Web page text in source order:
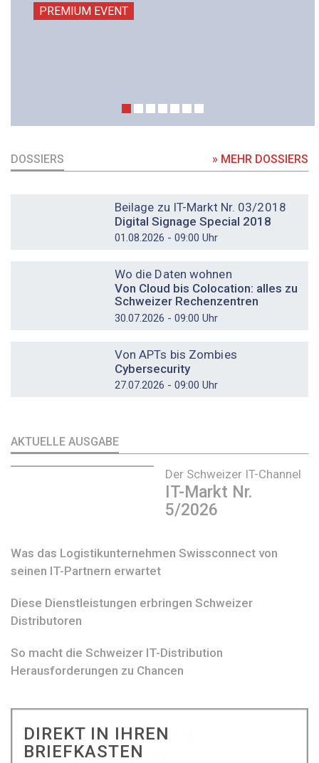
PREMIUM EVENT
DOSSIERS » MEHR DOSSIERS
Beilage zu IT-Markt Nr. 03/2018
Digital Signage Special 2018
01.08.2026 - 09:00 Uhr
Wo die Daten wohnen
Von Cloud bis Colocation: alles zu
Schweizer Rechenzentren
30.07.2026 - 09:00 Uhr
Von APTs bis Zombies
Cybersecurity
27.07.2026 - 09:00 Uhr
AKTUELLE AUSGABE
Der Schweizer IT-Channel
IT-Markt Nr.
5/2026
Was das Logistikunternehmen Swissconnect von
seinen IT-Partnern erwartet
Diese Dienstleistungen erbringen Schweizer
Distributoren
So macht die Schweizer IT-Distribution
Herausforderungen zu Chancen
DIREKT IN IHREN
BRIEFKASTEN